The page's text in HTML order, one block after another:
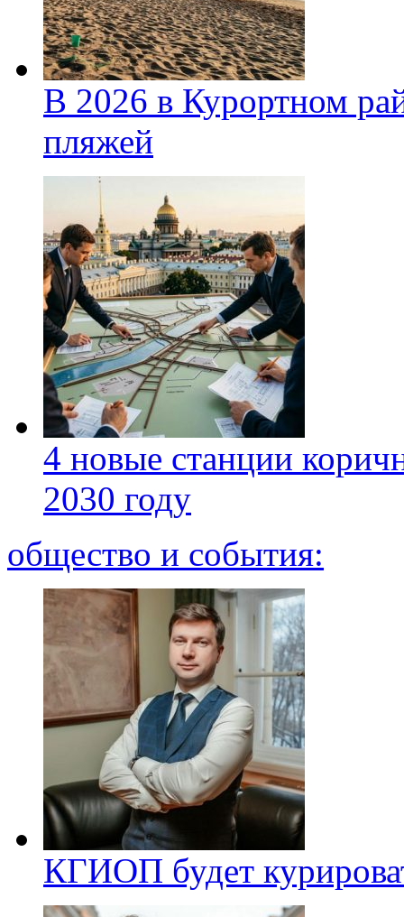
В 2026 в Курортном
пляжей
4 новые станции
2030 году
общество и события:
КГИОП будет